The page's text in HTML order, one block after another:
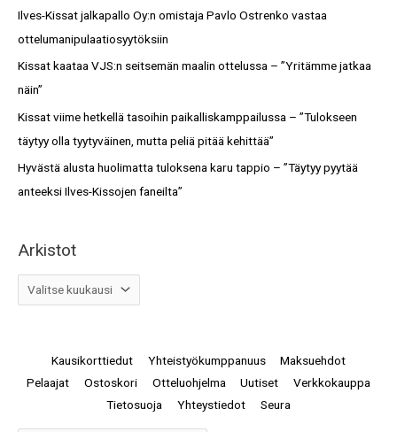
Ilves-Kissat jalkapallo Oy:n omistaja Pavlo Ostrenko vastaa
ottelumanipulaatiosyytöksiin
Kissat kaataa VJS:n seitsemän maalin ottelussa – ”Yritämme jatkaa
näin”
Kissat viime hetkellä tasoihin paikalliskamppailussa – ”Tulokseen
täytyy olla tyytyväinen, mutta peliä pitää kehittää”
Hyvästä alusta huolimatta tuloksena karu tappio – ”Täytyy pyytää
anteeksi Ilves-Kissojen faneilta”
Arkistot
t
Kausikorttiedut Yhteistyökumppanuus
Maksuehdot
Pelaajat
Ostoskori Otteluohjelma Uutiset
Verkkokauppa
Tietosuoja
Yhteystiedot Seura